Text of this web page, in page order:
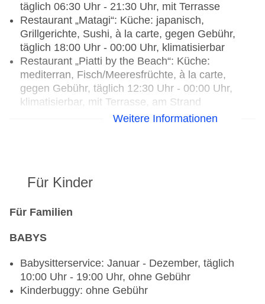
täglich 06:30 Uhr - 21:30 Uhr, mit Terrasse
Restaurant „Matagi“: Küche: japanisch,
Grillgerichte, Sushi, à la carte, gegen Gebühr,
täglich 18:00 Uhr - 00:00 Uhr, klimatisierbar
Restaurant „Piatti by the Beach“: Küche:
mediterran, Fisch/Meeresfrüchte, à la carte,
gegen Gebühr, täglich 12:30 Uhr - 00:00 Uhr,
klimatisierbar, mit Terrasse, am Strand
Restaurant „Raffles Club Lounge“: Küche:
00:00 Uhr, gegen Gebühr
19:00 Uhr, gegen Gebühr
Uhr - 03:00 Uhr, gegen Gebühr
Gebühr
Weitere Informationen
Für Kinder
Für Familien
BABYS
Babysitterservice: Januar - Dezember, täglich
10:00 Uhr - 19:00 Uhr, ohne Gebühr
Kinderbuggy: ohne Gebühr